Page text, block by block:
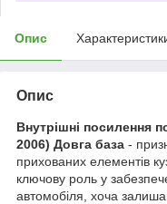
Опис
Опис
Внутрішні посилення
2006) Довга база -
прихованих елементів
ключову роль у
автомобіля, хоча